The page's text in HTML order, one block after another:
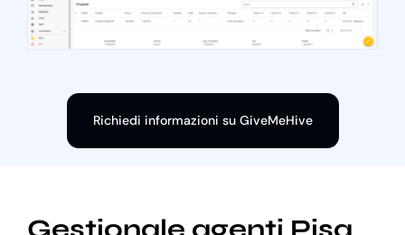
Richiedi informazioni su GiveMeHive